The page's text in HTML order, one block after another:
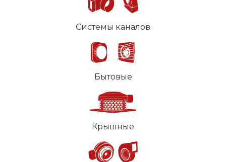
Системы каналов
Бытовые
Крышные